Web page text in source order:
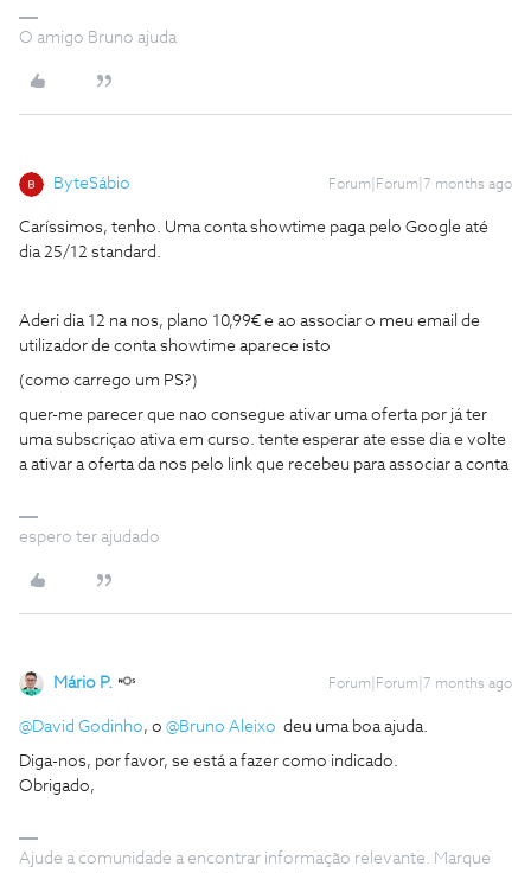
O amigo Bruno ajuda
ByteSábio Forum|Forum|7 months ago
Caríssimos, tenho. Uma conta showtime paga pelo Google até
dia 25/12 standard.
Aderi dia 12 na nos, plano 10,99€ e ao associar o meu email de
utilizador de conta showtime aparece isto
(como carrego um PS?)
quer-me parecer que nao consegue ativar uma oferta por já ter
uma subscriçao ativa em curso. tente esperar ate esse dia e volte
a ativar a oferta da nos pelo link que recebeu para associar a conta
espero ter ajudado
Mário P. Forum|Forum|7 months ago
@David Godinho, ​o @Bruno Aleixo deu uma boa ajuda.
Diga-nos, por favor, se está a fazer como indicado.
Obrigado,
Ajude a comunidade a encontrar informação relevante. Marque